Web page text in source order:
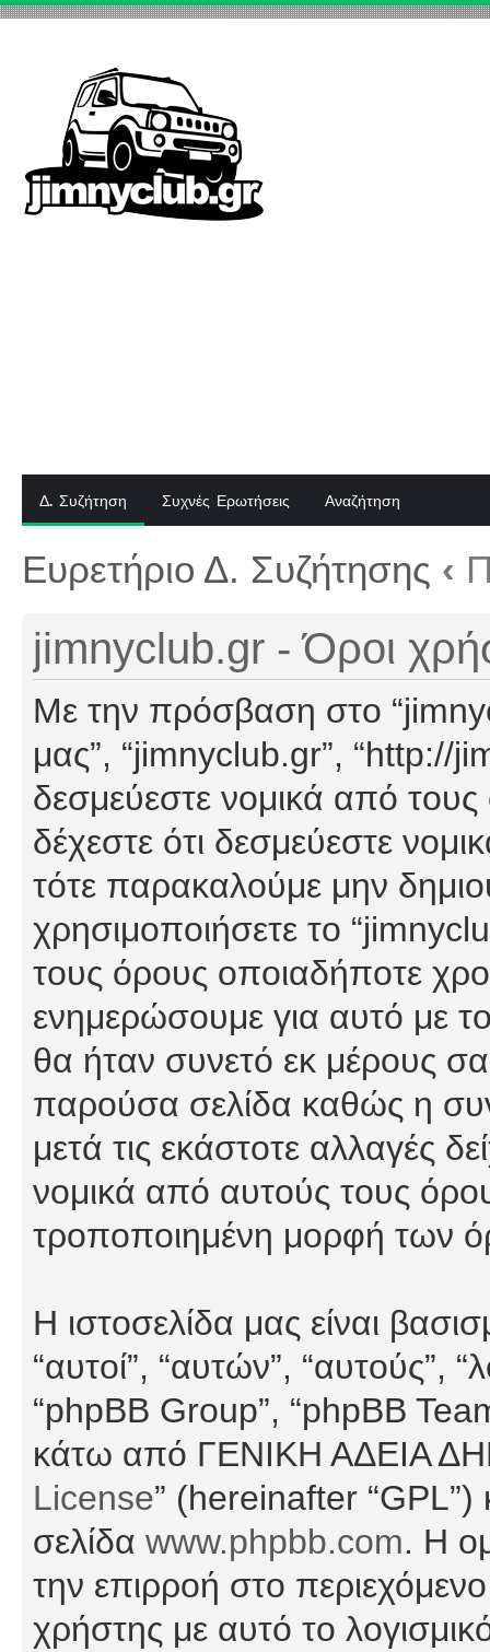
Δ. Συζήτηση Συχνές Ερωτήσεις Αναζήτηση
Ευρετήριο Δ. Συζήτησης ‹
jimnyclub.gr - Όροι
Με την πρόσβαση στο
μας”, “jimnyclub.gr”, “http://
δεσμεύεστε νομικά από
δέχεστε ότι δεσμεύεστε
τότε παρακαλούμε μην
χρησιμοποιήσετε το
τους όρους οποιαδήποτε
ενημερώσουμε για αυτό με
θα ήταν συνετό εκ μέρους
παρούσα σελίδα καθώς η
μετά τις εκάστοτε αλλαγές
νομικά από αυτούς τους
τροποποιημένη μορφή των
Η ιστοσελίδα μας είναι
“αυτοί”, “αυτών”, “αυτούς”,
“phpBB Group”, “phpBB
κάτω από ΓΕΝΙΚΗ ΑΔΕΙΑ
License” (hereinafter “GPL”)
σελίδα www.phpbb.com. Η
την επιρροή στο
χρήστης με αυτό το